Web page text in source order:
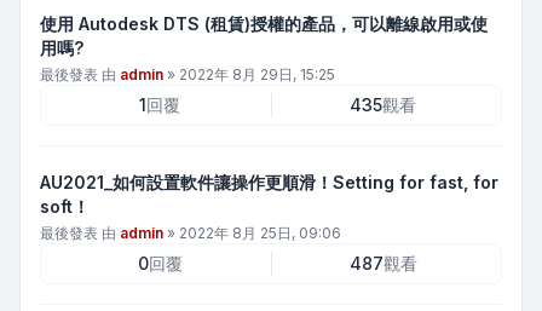
使用 Autodesk DTS (租賃)授權的產品，可以離線啟用或使
用嗎?
最後發表 由 admin » 2022年 8月 29日, 15:25
1回覆 435觀看
AU2021_如何設置軟件讓操作更順滑！Setting for fast, for
soft！
最後發表 由 admin » 2022年 8月 25日, 09:06
0回覆 487觀看